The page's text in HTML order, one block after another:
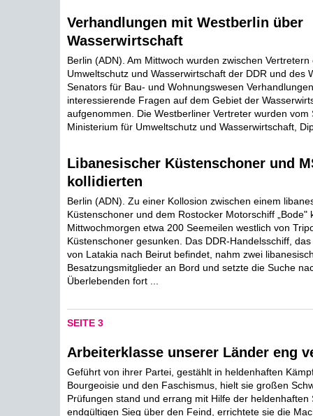
Verhandlungen mit Westberlin über
Wasserwirtschaft
Berlin (ADN). Am Mittwoch wurden zwischen
Umweltschutz und Wasserwirtschaft der DDR und des
Senators für Bau- und Wohnungswesen
interessierende Fragen auf dem Gebiet der
aufgenommen. Die Westberliner Vertreter wurden vom
Ministerium für Umweltschutz und Wasserwirtschaft,
Libanesischer Küstenschoner und
kollidierten
Berlin (ADN). Zu einer Kollosion zwischen einem
Küstenschoner und dem Rostocker Motorschiff „Bode"
Mittwochmorgen etwa 200 Seemeilen westlich von
Küstenschoner gesunken. Das DDR-Handelsschiff,
von Latakia nach Beirut befindet, nahm zwei
Besatzungsmitglieder an Bord und setzte die Suche
Überlebenden fort ...
SEITE 3
Arbeiterklasse unserer Länder eng
Geführt von ihrer Partei, gestählt in heldenhaften
Bourgeoisie und den Faschismus, hielt sie großen
Prüfungen stand und errang mit Hilfe der heldenhaften
endgültigen Sieg über den Feind, errichtete sie die